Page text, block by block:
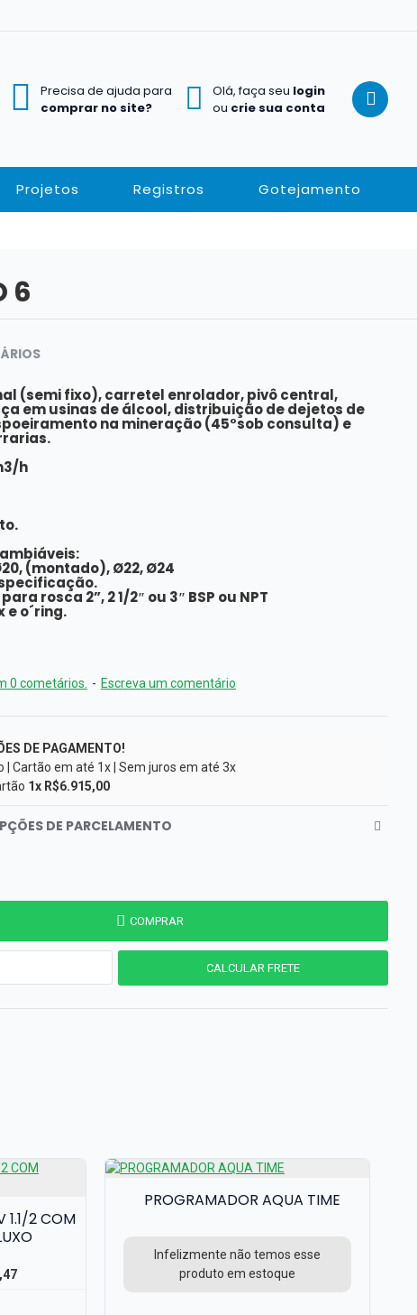
Precisa de ajuda para
comprar no site?
Olá, faça seu login
ou crie sua conta
Projetos Registros Gotejamento
6
(semi fixo), carretel enrolador, pivô central,
em usinas de álcool, distribuição de dejetos de
na mineração (45°sob consulta) e
h
(montado), Ø22, Ø24
rosca 2”, 2 1/2″ ou 3″ BSP ou NPT
e o´ring.
0 cometários. - Escreva um comentário
DE PAGAMENTO!
| Cartão em até 1x | Sem juros em até 3x
1x R$6.915,00
DE PARCELAMENTO
COMPRAR
1.1/2 COM
PROGRAMADOR AQUA TIME
Infelizmente não temos esse
produto em estoque